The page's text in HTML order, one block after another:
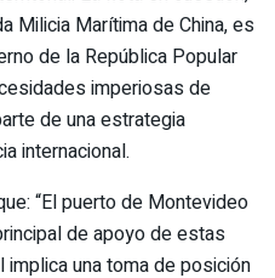
Milicia Marítima de China, es
de la República Popular
imperiosas de
de una estrategia
internacional.
“El puerto de Montevideo
de apoyo de estas
una toma de posición